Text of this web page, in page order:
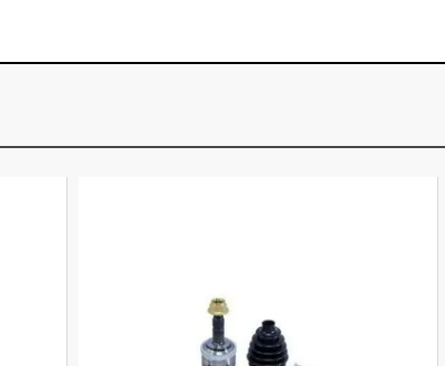
8V FLEXPOWER FLEX
MANUAL, FREIO SEM ABS
1.8 8V GASOLINA (2003 -
FREIO SEM ABS